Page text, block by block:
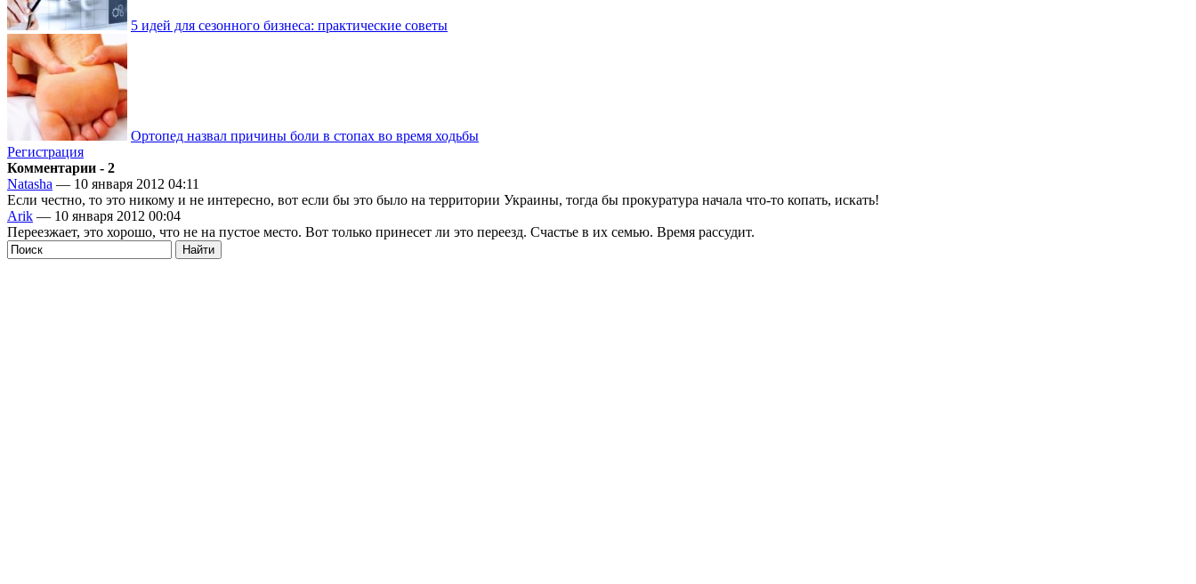
5 идей для сезонного бизнеса: практические советы
Ортопед назвал причины боли в стопах во время ходьбы
Регистрация
Комментарии - 2
Natasha — 10 января 2012 04:11
Если честно, то это никому и не интересно, вот если бы это было на территории Украины, тогда бы прокуратура начала что-то копать, искать!
Arik — 10 января 2012 00:04
Переезжает, это хорошо, что не на пустое место. Вот только принесет ли это переезд. Счастье в их семью. Время рассудит.